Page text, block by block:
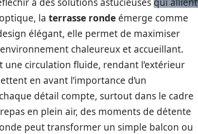
la terrasse ronde émerge comme
élégant, elle permet de maximiser
chaleureux et accueillant.
circulation fluide, rendant l’extérieur
en avant l’importance d’un
détail compte, surtout dans le cadre
en plein air, des moments de détente
peut transformer un simple balcon ou